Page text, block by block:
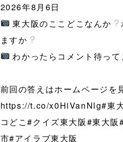
2026年8月6日
東大阪のここどこなんか
ますか
わかったらコメント待って
前回の答えはホームページを
https://t.co/x0HiVanNlg#東
コどこ#クイズ東大阪#東大阪
市#アイラブ東大阪